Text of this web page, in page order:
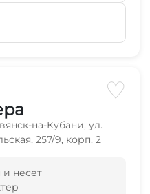
♡
на-Кубани, ул.
257/9, корп. 2
несет